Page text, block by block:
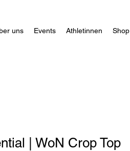
uns Events Athletinnen Shop
| WoN Crop Top